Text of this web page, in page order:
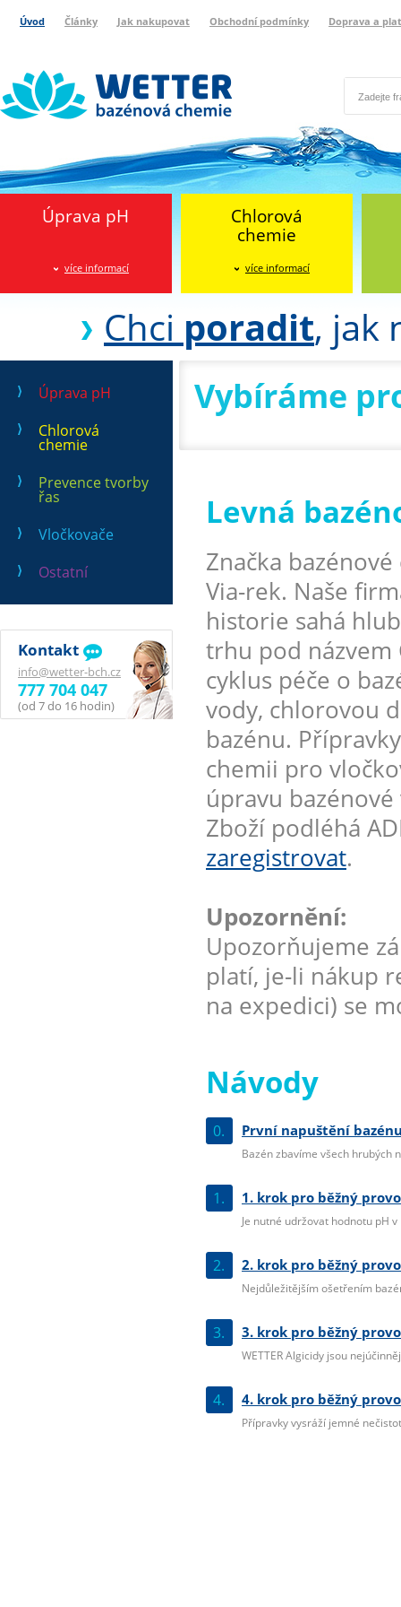
Úvod Články Jak nakupovat Obchodní podmínky Doprava a
Úprava pH
více informací
Chlorová
chemie
více informací
Chci poradit, jak
Úprava pH
Chlorová
chemie
Prevence tvorby
řas
Vločkovače
Ostatní
Kontakt
info@wetter-bch.cz
777 704 047
(od 7 do 16 hodin)
Vybíráme
Levná
Značka
Via-rek. Naše
historie sahá
trhu pod názvem
cyklus péče o
vody, chlorovou
bazénu.
chemii pro
úpravu bazénové
Zboží podléhá
zaregistrovat.
Upozornění:
Upozorňujeme
platí, je-li nákup
na expedici) se
Návody
0. První napuštění
Bazén zbavíme všech hrubých
1. 1. krok pro běžný
Je nutné udržovat hodnotu pH
2. 2. krok pro běžný
Nejdůležitějším ošetřením
3. 3. krok pro běžný
WETTER Algicidy jsou
4. 4. krok pro běžný
Přípravky vysráží jemné